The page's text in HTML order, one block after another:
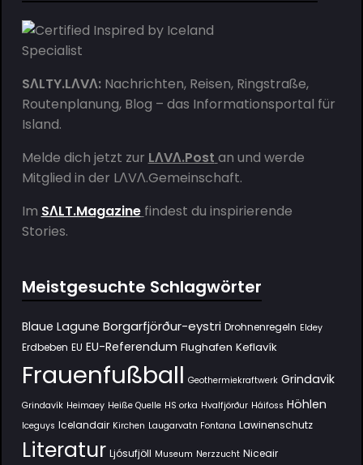
SΛLTY.LΛVΛ:Nachrichten, Reisen, Ringstraße,
Routenplanung, Blog – das Informationsportal für
Island.
Melde dich jetzt zur LΛVΛ.Post an und werde
Mitglied in der LΛVΛ.Gemeinschaft.
Im SΛLT.Magazine findest du inspirierende
Stories.
Meistgesuchte Schlagwörter
Blaue Lagune Borgarfjörður-eystri Drohnenregeln Eldey
Erdbeben EU EU-Referendum Flughafen Keflavík
Frauenfußball Geothermiekraftwerk Grindavik
Grindavík Heimaey Heiße Quelle HS orka Hvalfjörður Háifoss Höhlen
Iceguys Icelandair Kirchen Laugarvatn Fontana Lawinenschutz
Literatur Ljósufjöll Museum Nerzzucht Niceair